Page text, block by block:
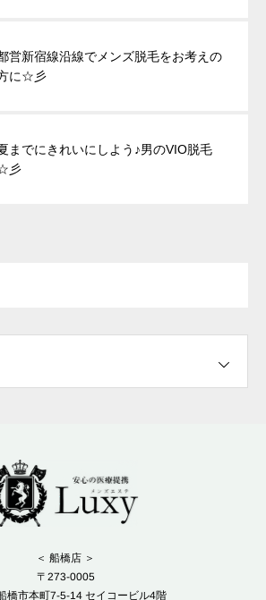
営新宿線沿線でメンズ脱毛をお考えの
に☆彡
までにきれいにしよう♪男のVIO脱毛
彡
＜ 船橋店 ＞
〒273-0005
橋市本町7-5-14 セイコービル4階